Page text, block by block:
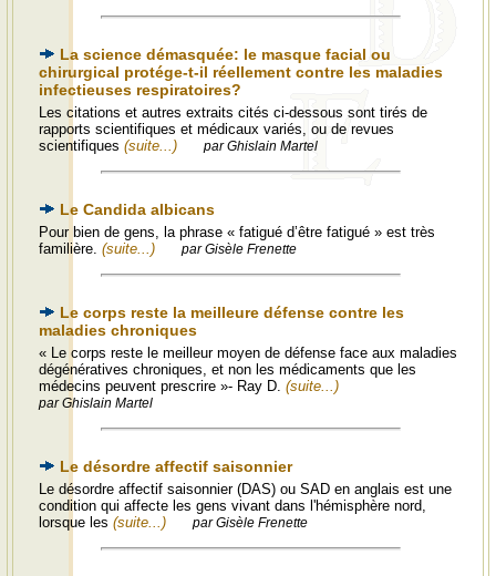
La science démasquée: le masque facial ou
chirurgical protége-t-il réellement contre les maladies
infectieuses respiratoires?
Les citations et autres extraits cités ci-dessous sont tirés de
rapports scientifiques et médicaux variés, ou de revues
scientifiques (suite...) par Ghislain Martel
Le Candida albicans
Pour bien de gens, la phrase « fatigué d’être fatigué » est très
familière. (suite...) par Gisèle Frenette
Le corps reste la meilleure défense contre les
maladies chroniques
« Le corps reste le meilleur moyen de défense face aux maladies
dégénératives chroniques, et non les médicaments que les
médecins peuvent prescrire »- Ray D. (suite...)
par Ghislain Martel
Le désordre affectif saisonnier
Le désordre affectif saisonnier (DAS) ou SAD en anglais est une
condition qui affecte les gens vivant dans l'hémisphère nord,
lorsque les (suite...) par Gisèle Frenette